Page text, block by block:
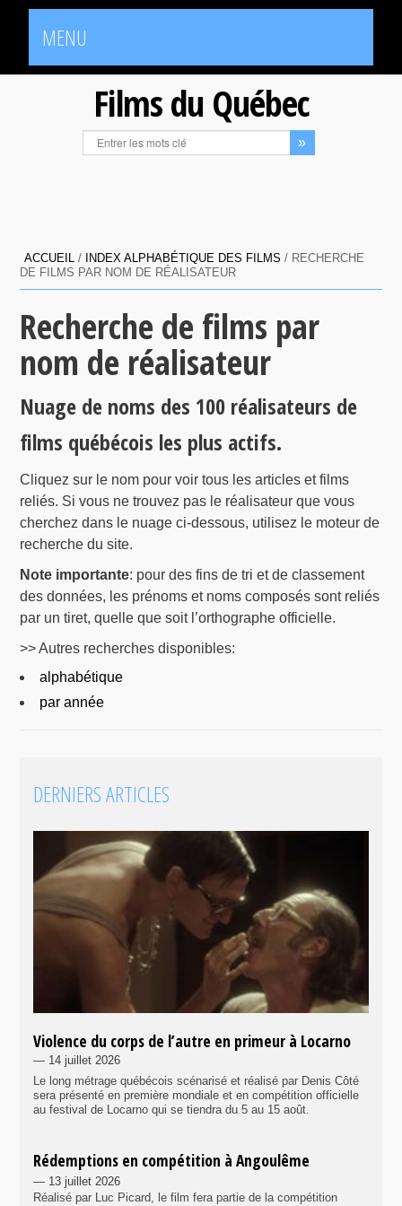
MENU
Films du Québec
ACCUEIL / INDEX ALPHABÉTIQUE DES FILMS / RECHERCHE
DE FILMS PAR NOM DE RÉALISATEUR
Recherche de films par
nom de réalisateur
Nuage de noms des 100 réalisateurs de
films québécois les plus actifs.
Cliquez sur le nom pour voir tous les articles et films
reliés. Si vous ne trouvez pas le réalisateur que vous
cherchez dans le nuage ci-dessous, utilisez le moteur de
recherche du site.
Note importante: pour des fins de tri et de classement
des données, les prénoms et noms composés sont reliés
par un tiret, quelle que soit l’orthographe officielle.
>> Autres recherches disponibles:
alphabétique
par année
DERNIERS ARTICLES
Violence du corps de l’autre en primeur à Locarno
— 14 juillet 2026
Le long métrage québécois scénarisé et réalisé par Denis Côté
sera présenté en première mondiale et en compétition officielle
au festival de Locarno qui se tiendra du 5 au 15 août.
Rédemptions en compétition à Angoulême
— 13 juillet 2026
Réalisé par Luc Picard, le film fera partie de la compétition